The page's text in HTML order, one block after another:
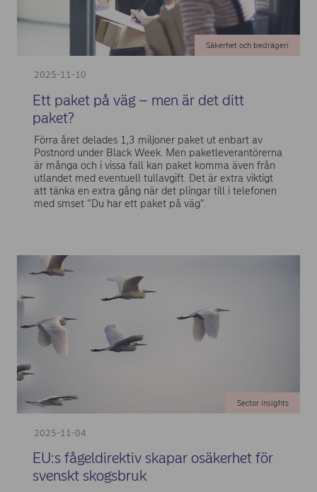
2025-11-10
Säkerhet och bedrägeri
Ett paket på väg – men är det ditt
paket?
Förra året delades 1,3 miljoner paket ut enbart av
Postnord under Black Week. Men paketleverantörerna
är många och i vissa fall kan paket komma även från
utlandet med eventuell tullavgift. Det är extra viktigt
att tänka en extra gång när det plingar till i telefonen
med smset ”Du har ett paket på väg”.
2025-11-04
Sector insights
EU:s fågeldirektiv skapar osäkerhet för
svenskt skogsbruk